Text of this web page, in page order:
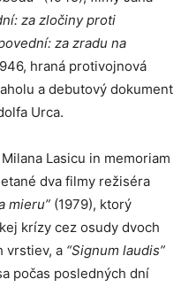
za zločiny proti
za zradu na
hraná protivojnová
a debutový dokument
Urca.
Lasicu in memoriam
dva filmy režiséra
mieru” (1979), ktorý
krízy cez osudy dvoch
vrstiev, a “Signum laudis”
počas posledných dní